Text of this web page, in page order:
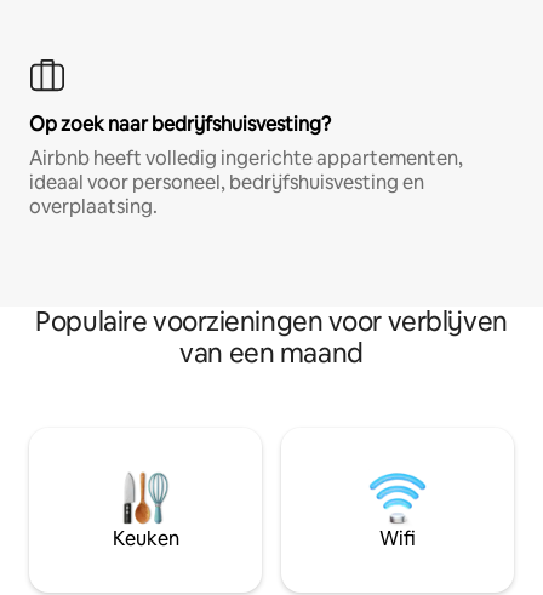
Op zoek naar bedrijfshuisvesting?
Airbnb heeft volledig ingerichte appartementen,
ideaal voor personeel, bedrijfshuisvesting en
overplaatsing.
Populaire voorzieningen voor verblijven
van een maand
Keuken Wifi